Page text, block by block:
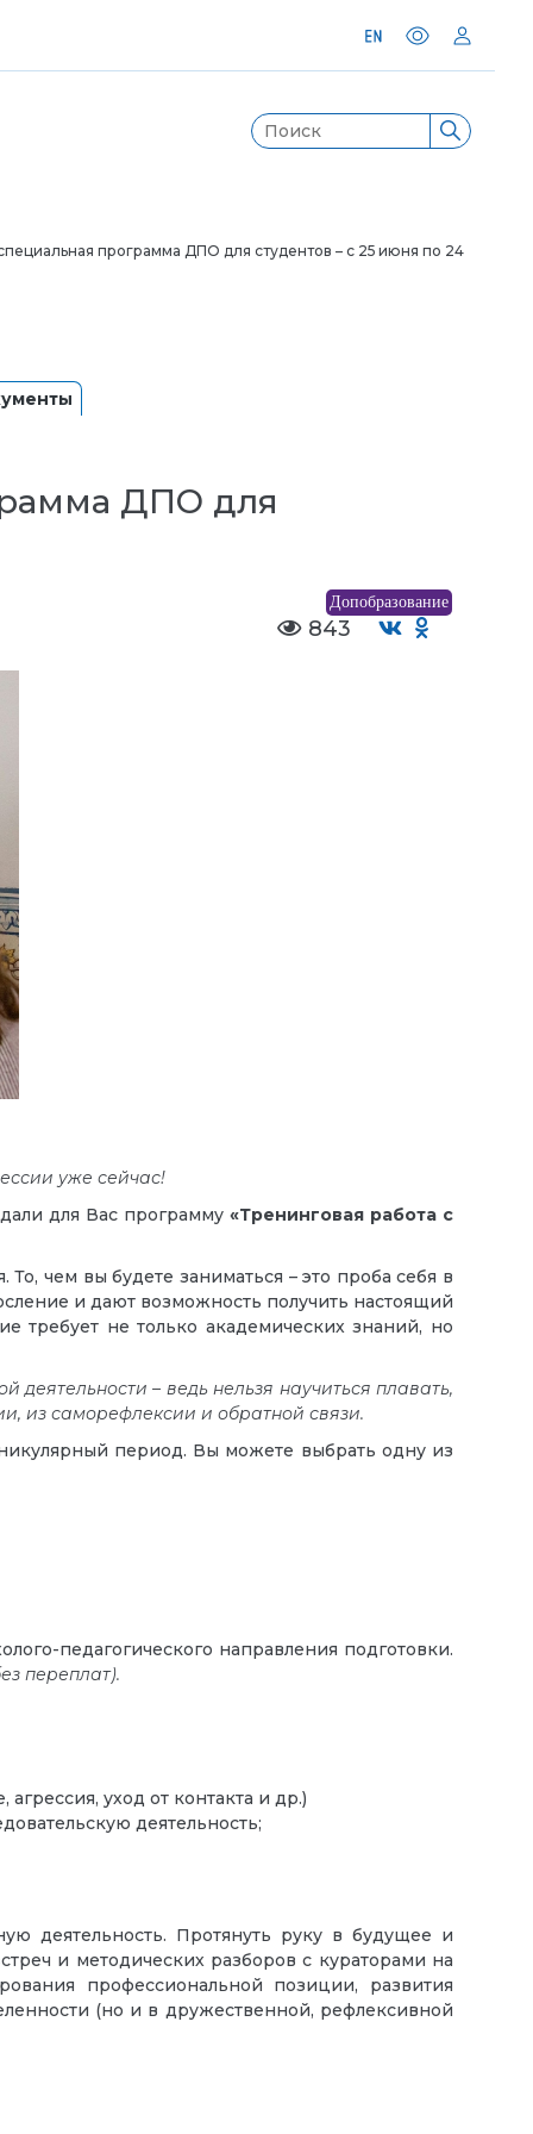
программа ДПО для студентов – с 25 июня по 24
ДПО для
Допобразование
843
уже сейчас!
для Вас программу «Тренинговая работа с
чем вы будете заниматься – это проба себя в
и дают возможность получить настоящий
требует не только академических знаний, но
деятельности – ведьнельзя научиться плавать,
из саморефлексии и обратной связи.
период. Вы можете выбрать одну из
педагогического направления подготовки.
переплат).
уход от контакта и др.)
деятельность;
деятельность. Протянуть руку в будущее и
и методических разборов с кураторами на
профессиональной позиции, развития
(но и в дружественной, рефлексивной